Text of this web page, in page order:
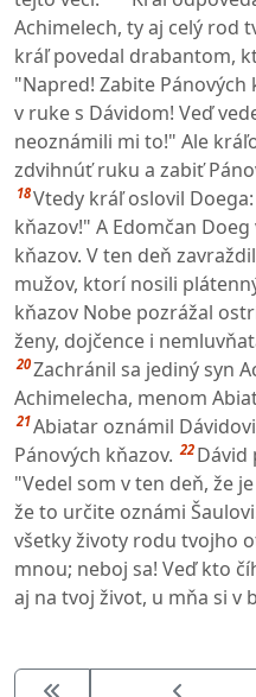
Achimelech, ty aj celý rod
kráľ povedal drabantom,
"Napred! Zabite Pánových
v ruke s Dávidom! Veď
neoznámili mi to!" Ale
zdvihnúť ruku a zabiť
18Vtedy kráľ oslovil
kňazov!" A Edomčan
kňazov. V ten deň
mužov, ktorí nosili
kňazov Nobe pozrážal
ženy, dojčence i
20Zachránil sa jediný syn
Achimelecha, menom
21Abiatar oznámil
Pánových kňazov. 22 Dávid
"Vedel som v ten deň, že
že to určite oznámi
všetky životy rodu tvojho
mnou; neboj sa! Veď kto
aj na tvoj život, u mňa si v